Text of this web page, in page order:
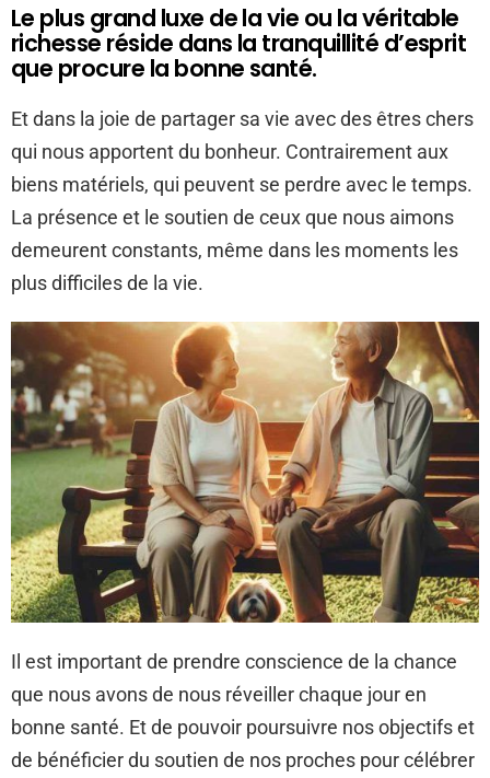
Le plus grand luxe de la vie ou la véritable
richesse réside dans la tranquillité d’esprit
que procure la bonne santé.
Et dans la joie de partager sa vie avec des êtres chers
qui nous apportent du bonheur. Contrairement aux
biens matériels, qui peuvent se perdre avec le temps.
La présence et le soutien de ceux que nous aimons
demeurent constants, même dans les moments les
plus difficiles de la vie.
Il est important de prendre conscience de la chance
que nous avons de nous réveiller chaque jour en
bonne santé. Et de pouvoir poursuivre nos objectifs et
de bénéficier du soutien de nos proches pour célébrer